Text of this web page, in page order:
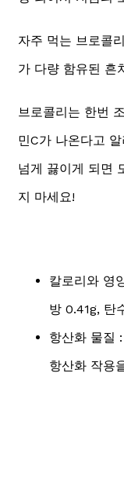
자주 먹는 브로콜
가 다량 함유된 흔
브로콜리는 한번
민C가 나온다고
넘게 끓이게 되면
지 마세요!
칼로리와 영
방 0.41g, 탄
항산화 물질
항산화 작용